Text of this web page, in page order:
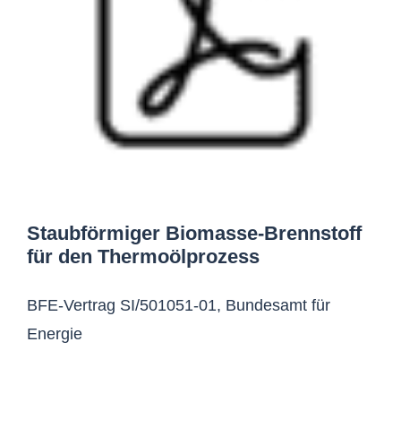
Staubförmiger Biomasse-Brennstoff
für den Thermoölprozess
BFE-Vertrag SI/501051-01, Bundesamt für
Energie